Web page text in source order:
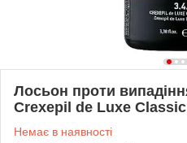
Лосьон проти
Crexepil de Luxe
Немає в наявності